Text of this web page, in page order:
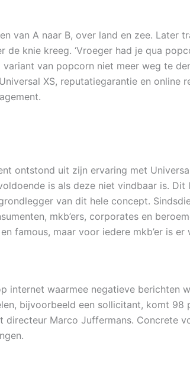
van A naar B, over land en zee. Later
knie kreeg. ‘Vroeger had je qua
van popcorn niet meer weg te
XS, reputatiegarantie en online
ontstond uit zijn ervaring met
is als deze niet vindbaar is.
van dit hele concept.
mkb’ers, corporates en
famous, maar voor iedere mkb’er is
waarmee negatieve berichten
bijvoorbeeld een sollicitant, komt 98
Marco Juffermans. Concrete